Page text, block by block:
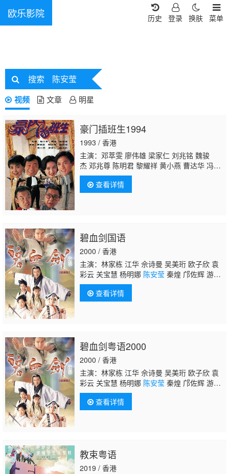
欧乐影院 菜单
换肤
登录
历史
搜索 陈安莹
视频 文章 明星
豪门插班生1994
1993 / 香港
主演：邓萃雯 廖伟雄 梁家仁 刘兆铭 魏骏
杰 邓兆尊 陈明君 黎耀祥 黄小燕 曹达华 冯素
波 白茵 李桂英 林家栋 卢宛茵 梁葆贞 凌汉 萧
玉燕 冯晓文 黄文标 游飙 叶振声 蒋克 王维
德陈安莹林嘉丽 黎秀英 陈启泰 麦嘉伦 何浩
查看详情
碧血剑国语
2000 / 香港
主演：林家栋 江华 佘诗曼 吴美珩 欧子欣 袁
彩云 关宝慧 杨明娜 陈安莹秦煌 邝佐辉 游
飙 陈琪 余子明 李国麟 李成昌 骆应钧 卢庆辉
查看详情
碧血剑粤语2000
2000 / 香港
主演：林家栋 江华 佘诗曼 吴美珩 欧子欣 袁
彩云 关宝慧 杨明娜 陈安莹秦煌 邝佐辉 游
飙 陈琪 余子明 李国麟 李成昌 骆应钧 卢庆辉
查看详情
教束粤语
2019 / 香港